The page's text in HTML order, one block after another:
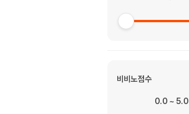
비비노점수
0.0 ~ 5.0